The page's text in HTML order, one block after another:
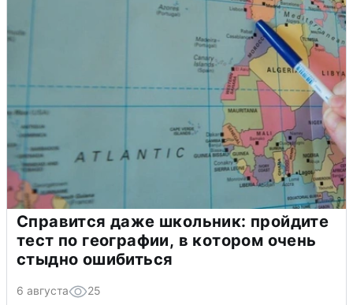
Справится даже школьник: пройдите
тест по географии, в котором очень
стыдно ошибиться
6 августа 25